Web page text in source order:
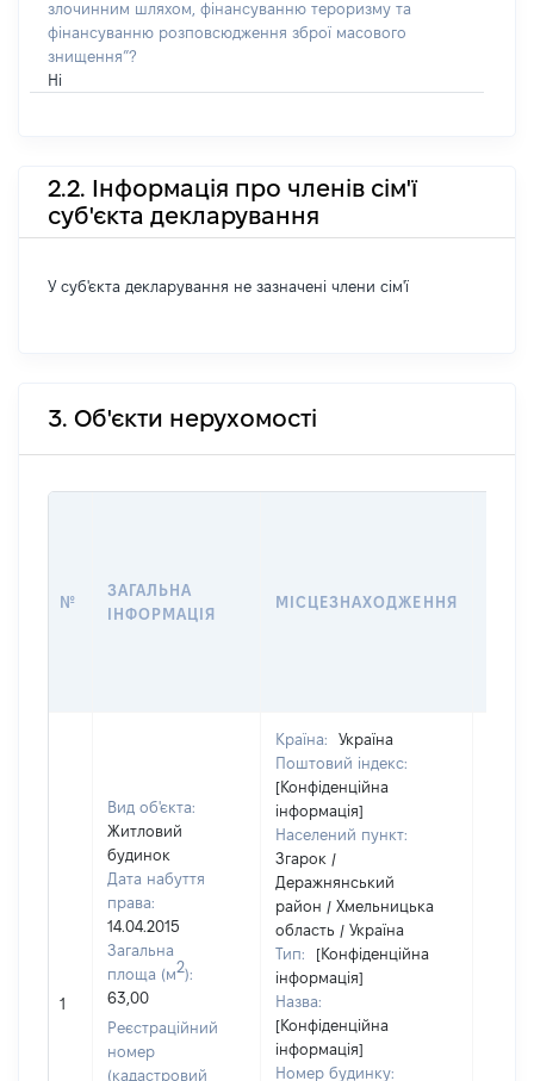
злочинним шляхом, фінансуванню тероризму та
фінансуванню розповсюдження зброї масового
знищення”?
Ні
2.2. Інформація про членів сім'ї
суб'єкта декларування
У суб'єкта декларування не зазначені члени сім'ї
3. Об'єкти нерухомості
№
ЗАГАЛЬНА
ІНФОРМАЦІЯ
МІСЦЕЗНАХОДЖЕННЯ
1
Вид об'єкта:
Житловий
будинок
Дата набуття
права:
14.04.2015
Загальна
площа (м2):
63,00
Реєстраційний
номер
(кадастровий
Країна:
Україна
Поштовий індекс:
[Конфіденційна
інформація]
Населений пункт:
Згарок /
Деражнянський
район / Хмельницька
область / Україна
Тип:
[Конфіденційна
інформація]
Назва:
[Конфіденційна
інформація]
Номер будинку: